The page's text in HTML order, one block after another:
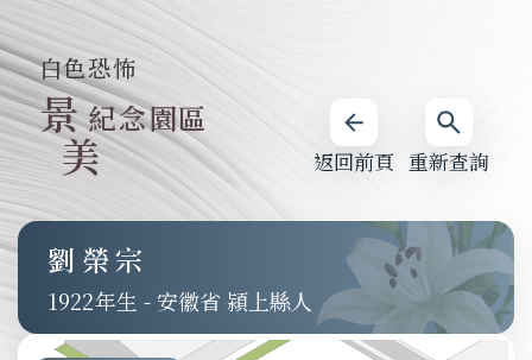
重新查詢
返回前頁
白色恐怖
景
美
紀念園區
劉榮宗
1922 - 安徽省 潁上縣人